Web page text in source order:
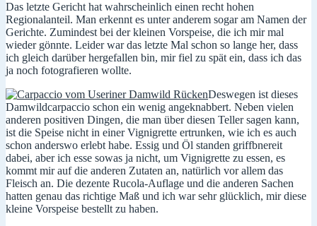
Das letzte Gericht hat wahrscheinlich einen recht hohen
Regionalanteil. Man erkennt es unter anderem sogar am Namen der
Gerichte. Zumindest bei der kleinen Vorspeise, die ich mir mal
wieder gönnte. Leider war das letzte Mal schon so lange her, dass
ich gleich darüber hergefallen bin, mir fiel zu spät ein, dass ich das
ja noch fotografieren wollte.
Deswegen ist dieses
Damwildcarpaccio schon ein wenig angeknabbert. Neben vielen
anderen positiven Dingen, die man über diesen Teller sagen kann,
ist die Speise nicht in einer Vignigrette ertrunken, wie ich es auch
schon anderswo erlebt habe. Essig und Öl standen griffbnereit
dabei, aber ich esse sowas ja nicht, um Vignigrette zu essen, es
kommt mir auf die anderen Zutaten an, natürlich vor allem das
Fleisch an. Die dezente Rucola-Auflage und die anderen Sachen
hatten genau das richtige Maß und ich war sehr glücklich, mir diese
kleine Vorspeise bestellt zu haben.